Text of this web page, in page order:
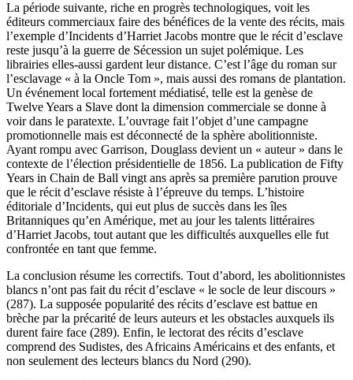
La période suivante, riche en progrès technologiques, voit les
éditeurs commerciaux faire des bénéfices de la vente des récits, mais
l’exemple d’Incidents d’Harriet Jacobs montre que le récit d’esclave
reste jusqu’à la guerre de Sécession un sujet polémique. Les
librairies elles-aussi gardent leur distance. C’est l’âge du roman sur
l’esclavage « à la Oncle Tom », mais aussi des romans de plantation.
Un événement local fortement médiatisé, telle est la genèse de
Twelve Years a Slave dont la dimension commerciale se donne à
voir dans le paratexte. L’ouvrage fait l’objet d’une campagne
promotionnelle mais est déconnecté de la sphère abolitionniste.
Ayant rompu avec Garrison, Douglass devient un « auteur » dans le
contexte de l’élection présidentielle de 1856. La publication de Fifty
Years in Chain de Ball vingt ans après sa première parution prouve
que le récit d’esclave résiste à l’épreuve du temps. L’histoire
éditoriale d’Incidents, qui eut plus de succès dans les îles
Britanniques qu’en Amérique, met au jour les talents littéraires
d’Harriet Jacobs, tout autant que les difficultés auxquelles elle fut
confrontée en tant que femme.
La conclusion résume les correctifs. Tout d’abord, les abolitionnistes
blancs n’ont pas fait du récit d’esclave « le socle de leur discours »
(287). La supposée popularité des récits d’esclave est battue en
brèche par la précarité de leurs auteurs et les obstacles auxquels ils
durent faire face (289). Enfin, le lectorat des récits d’esclave
comprend des Sudistes, des Africains Américains et des enfants, et
non seulement des lecteurs blancs du Nord (290).